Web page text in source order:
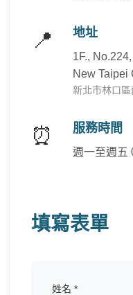
📍 地址
1F.,
New Taipei
新北市林口
⏰ 服務時間
週一至週五
填寫表單
姓名 *